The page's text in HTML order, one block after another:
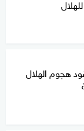
هجوم الهلال